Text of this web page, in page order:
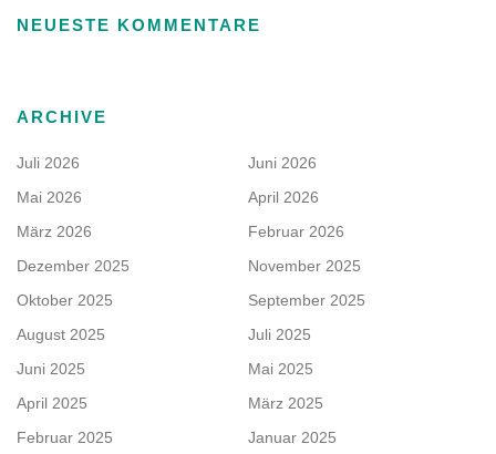
NEUESTE KOMMENTARE
ARCHIVE
Juli 2026
Juni 2026
Mai 2026
April 2026
März 2026
Februar 2026
Dezember 2025
November 2025
Oktober 2025
September 2025
August 2025
Juli 2025
Juni 2025
Mai 2025
April 2025
März 2025
Februar 2025
Januar 2025